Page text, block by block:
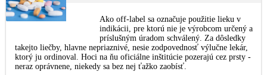
Ako off-label sa označuje použitie lieku v
indikácii, pre ktorú nie je výrobcom určený a
príslušným úradom schválený. Za dôsledky
takejto liečby, hlavne nepriaznivé, nesie zodpovednosť výlučne lekár,
ktorý ju ordinoval. Hoci na ňu oficiálne inštitúcie pozerajú cez prsty -
neraz oprávnene, niekedy sa bez nej ťažko zaobísť.